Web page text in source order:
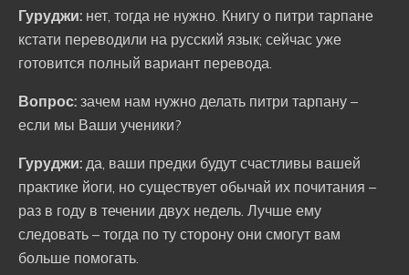
Гуруджи: нет, тогда не нужно. Книгу о питри тарпане
кстати переводили на русский язык; сейчас уже
готовится полный вариант перевода.
Вопрос: зачем нам нужно делать питри тарпану –
если мы Ваши ученики?
Гуруджи: да, ваши предки будут счастливы вашей
практике йоги, но существует обычай их почитания –
раз в году в течении двух недель. Лучше ему
следовать – тогда по ту сторону они смогут вам
больше помогать.